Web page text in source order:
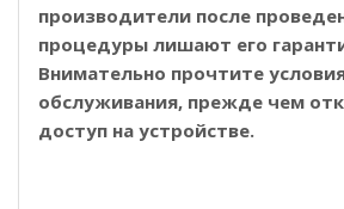
производители после
процедуры лишают его
Внимательно прочтите
обслуживания, прежде чем
доступ на устройстве.